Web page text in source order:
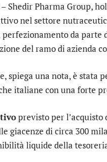
Shedir Pharma Group,
nel settore
da
del ramo di azienda
spiega una nota, è
italiane con una forte
previsto per
giacenze di circa 300
liquide della